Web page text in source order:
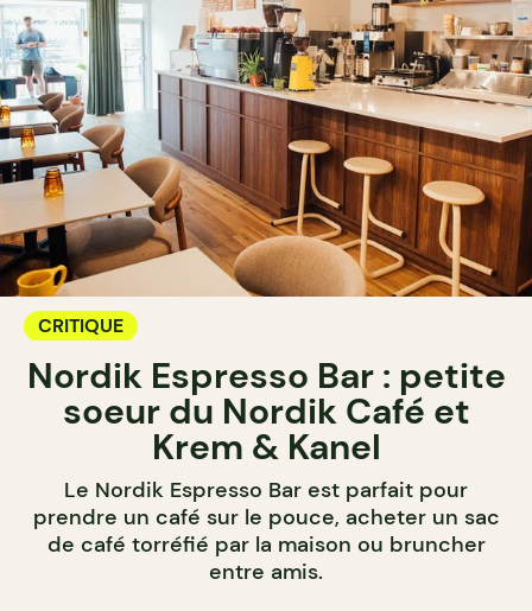
CRITIQUE
Nordik Espresso Bar : petite
soeur du Nordik Café et
Krem & Kanel
Le Nordik Espresso Bar est parfait pour
prendre un café sur le pouce, acheter un sac
de café torréfié par la maison ou bruncher
entre amis.